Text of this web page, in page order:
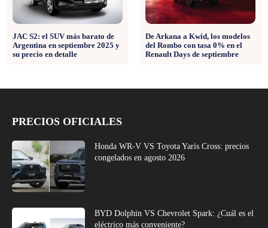
JAC S2: el SUV más barato de
Argentina en septiembre 2025 y
su precio en detalle
De Arkana a Kwid, los modelos
del Rombo con tasa 0% en el
Renault Days de septiembre
PRECIOS OFICIALES
Honda WR-V VS Toyota Yaris Cross: precios
congelados en agosto 2026
BYD Dolphin VS Chevrolet Spark: ¿Cuál es el
eléctrico más conveniente?